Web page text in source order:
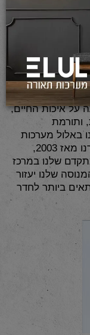
קשר לגודל,
את מרבית
מהמוצרים
המוצרים
הבטיחות
עם צרכים,
צריך לשקף את
היטב
על איכות החיים,
ותורמת
באלול מערכות
תאורה, עם הניסיון הרב והמקצועיות שצברנו מאז 2003,
שלנו במרכז
שלנו יעזור
ביותר לחדר